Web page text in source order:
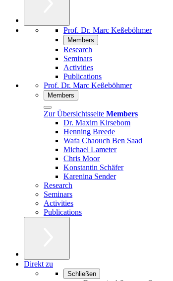
Prof. Dr. Marc Keßeböhmer
Members
Research
Seminars
Activities
Publications
Prof. Dr. Marc Keßeböhmer
Members
Zur Übersichtsseite Members
Dr. Maxim Kirsebom
Henning Breede
Wafa Chaouch Ben Saad
Michael Lameter
Chris Moor
Konstantin Schäfer
Karenina Sender
Research
Seminars
Activities
Publications
Direkt zu
Schließen